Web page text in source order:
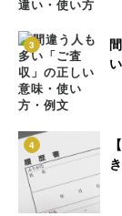
3
4